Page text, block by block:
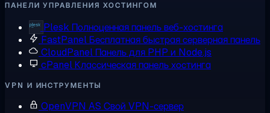
ПАНЕЛИ УПРАВЛЕНИЯ ХОСТИНГОМ
Plesk Полноценная панель веб-хостинга
FastPanelБесплатная быстрая серверная панель
CloudPanel Панель для PHP и Node.js
cPanelКлассическая панель хостинга
VPN И ИНСТРУМЕНТЫ
OpenVPN AS Свой VPN-сервер